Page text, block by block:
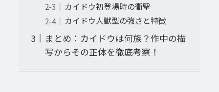
カイドウ初登場時の衝撃
カイドウ人獣型の強さと特徴
まとめ：カイドウは何族？作中の描
写からその正体を徹底考察！